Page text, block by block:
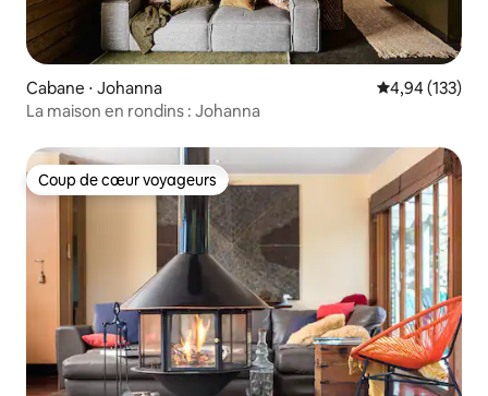
Cabane ⋅ Johanna Évaluation
4,94 (133)
La maison en rondins : Johanna
Coup de cœur voyageurs
Coup de cœur voyageurs